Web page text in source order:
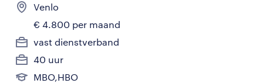
Venlo
€ 4.800 per maand
vast dienstverband
40 uur
MBO,HBO